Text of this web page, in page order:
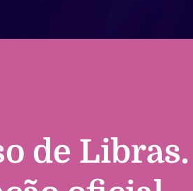
de Libras.